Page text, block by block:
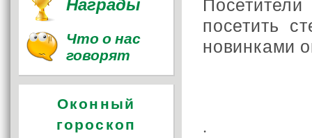
посетить
новинками
.
Что о нас
говорят
Оконный
гороскоп